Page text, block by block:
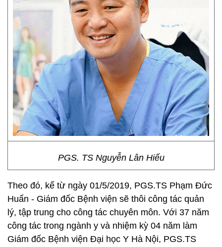
PGS. TS Nguyễn Lân Hiếu
Theo đó, kể từ ngày 01/5/2019, PGS.TS Phạm Đức
Huấn - Giám đốc Bệnh viện sẽ thôi công tác quản
lý, tập trung cho công tác chuyên môn. Với 37 năm
công tác trong ngành y và nhiệm kỳ 04 năm làm
Giám đốc Bệnh viện Đại học Y Hà Nội, PGS.TS